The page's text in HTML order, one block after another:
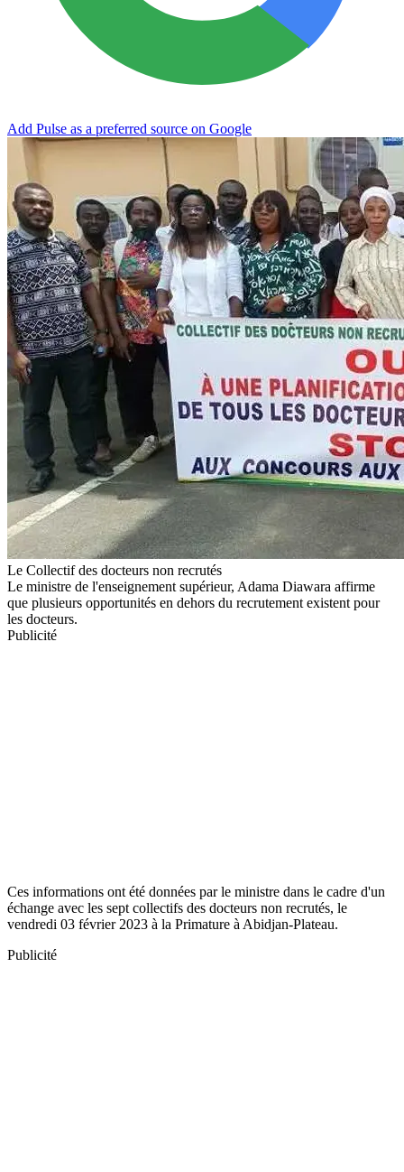
Add Pulse as a preferred source on Google
Le Collectif des docteurs non recrutés
Le ministre de l'enseignement supérieur, Adama Diawara affirme
que plusieurs opportunités en dehors du recrutement existent pour
les docteurs.
Publicité
Ces informations ont été données par le ministre dans le cadre d'un
échange avec les sept collectifs des docteurs non recrutés, le
vendredi 03 février 2023 à la Primature à Abidjan-Plateau.
Publicité